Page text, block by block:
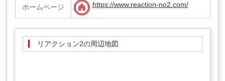
ホームページ https://www.reaction-no2.com/
リアクション2の周辺地図